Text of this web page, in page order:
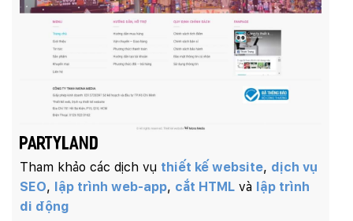
PartyLand
Tham khảo các dịch vụ thiết kế website, dịch vụ
SEO, lập trình web-app, cắt HTML và lập trình
di động